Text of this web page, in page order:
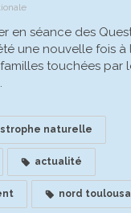
en séance des
une nouvelle fois à
touchées par
naturelle
actualité
nord